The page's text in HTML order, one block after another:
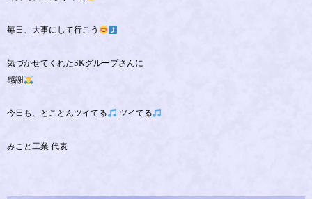
毎日、大事にして行こう
気づかせてくれたSKグループさんに
感謝
今日も、とことんツイてる ツイてる
みこと工業 代表